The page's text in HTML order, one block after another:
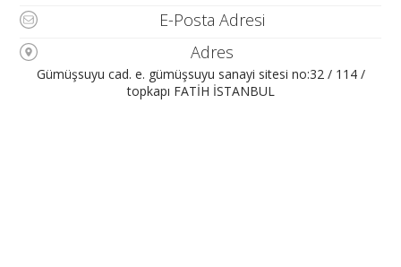
E-Posta Adresi
Adres
Gümüşsuyu cad. e. gümüşsuyu sanayi sitesi no:32 / 114 /
topkapı FATİH İSTANBUL